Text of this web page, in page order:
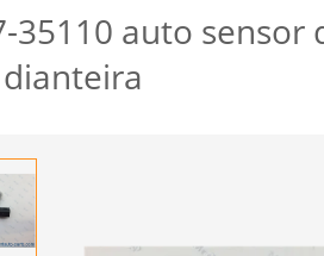
35110 auto